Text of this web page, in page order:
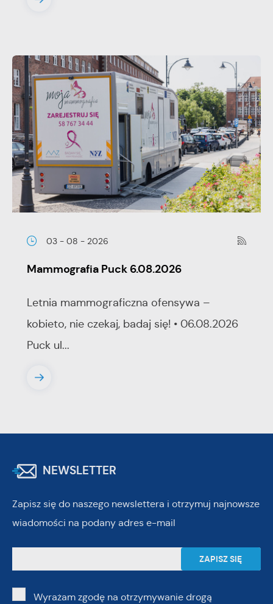
03 - 08 - 2026
Mammografia Puck 6.08.2026
Letnia mammograficzna ofensywa –
kobieto, nie czekaj, badaj się! • 06.08.2026
Puck ul...
NEWSLETTER
Zapisz się do naszego newslettera i otrzymuj najnowsze
wiadomości na podany adres e-mail
Wyrażam zgodę na otrzymywanie drogą